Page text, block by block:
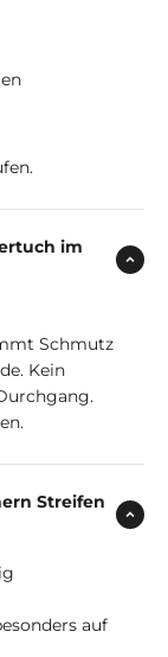
im
Schmutz
Kein
Streifen
auf